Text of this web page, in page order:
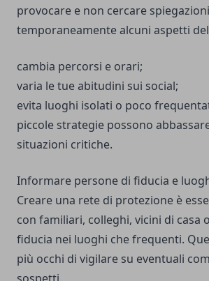
provocare e non cercare
temporaneamente alcuni aspetti
cambia percorsi e orari;
varia le tue abitudini sui social;
evita luoghi isolati o poco
piccole strategie possono
situazioni critiche.
Informare persone di fiducia e
Creare una rete di protezione è
con familiari, colleghi, vicini di casa
fiducia nei luoghi che frequenti.
più occhi di vigilare su eventuali